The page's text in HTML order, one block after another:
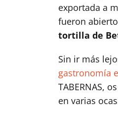
exportada a
fueron
tortilla de
Sin ir más
gastronomía
TABERNAS,
en varias